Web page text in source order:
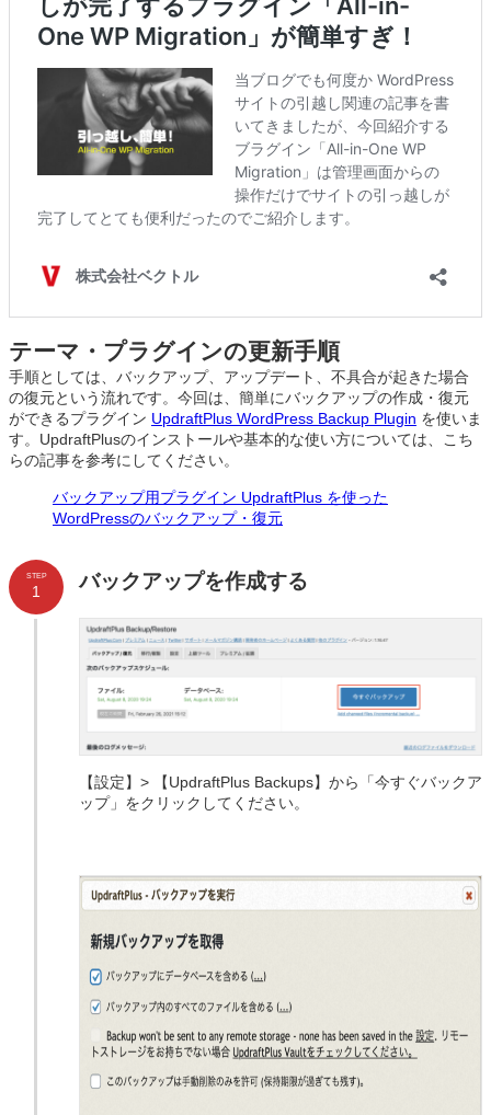
テーマ・プラグインの更新手順
手順としては、バックアップ、アップデート、不具合が起きた場合
の復元という流れです。今回は、簡単にバックアップの作成・復元
ができるプラグイン UpdraftPlus WordPress Backup Plugin を使いま
す。UpdraftPlusのインストールや基本的な使い方については、こち
らの記事を参考にしてください。
バックアップ用プラグイン UpdraftPlus を使った
WordPressのバックアップ・復元
バックアップを作成する
【設定】> 【UpdraftPlus Backups】から「今すぐバックア
ップ」をクリックしてください。
STEP
1